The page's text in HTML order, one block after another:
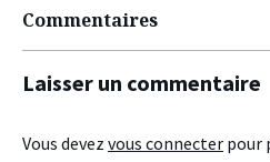
Commentaires
Laisser un commentaire
Vous devez vous connecter pour